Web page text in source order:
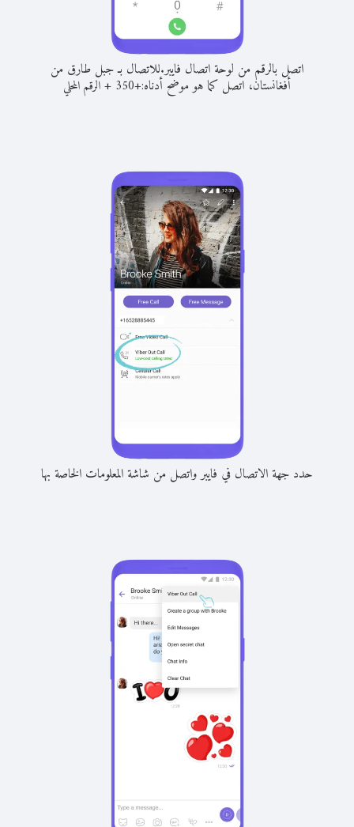
اتصل بالرقم من لوحة اتصال فايبر.للاتصال بـ جبل طارق من
أفغانستان، اتصل كما هو موضح أدناه:+
350
+الرقم المحلي
حدد جهة الاتصال في فايبر واتصل من شاشة المعلومات الخاصة بها